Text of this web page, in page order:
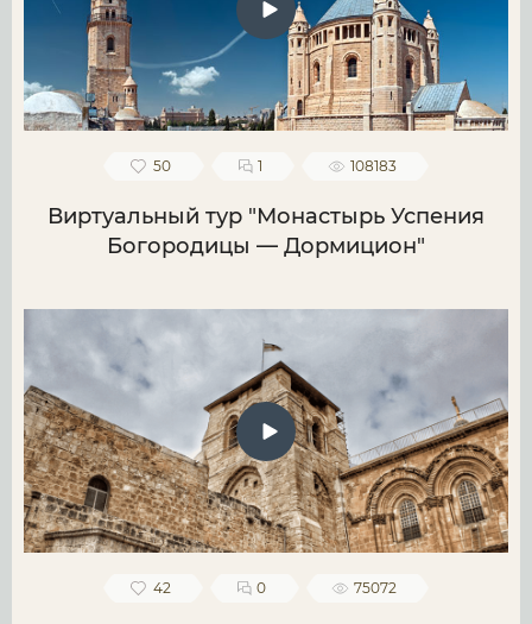
50 1 108183
Виртуальный тур "Монастырь Успения
Богородицы — Дормицион"
42 0 75072